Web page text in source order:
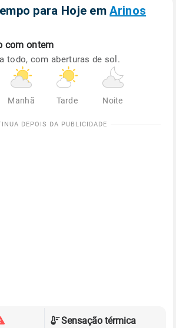
para Hoje emArinos
com ontem
todo, com aberturas de sol.
Manhã Tarde Noite
Sensação térmica